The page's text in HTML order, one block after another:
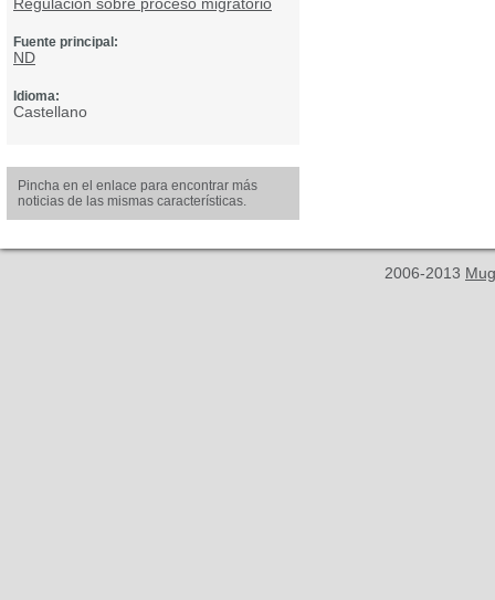
Fuente principal:
ND
Idioma:
Castellano
Pincha en el enlace para encontrar más
noticias de las mismas características.
2006-2013